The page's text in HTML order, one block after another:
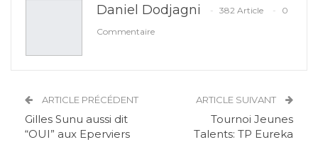
Daniel Dodjagni 382 Article
0
Commentaire
ARTICLE PRÉCÉDENT
Gilles Sunu aussi dit
“OUI” aux Eperviers
ARTICLE SUIVANT
Tournoi Jeunes
Talents: TP Eureka